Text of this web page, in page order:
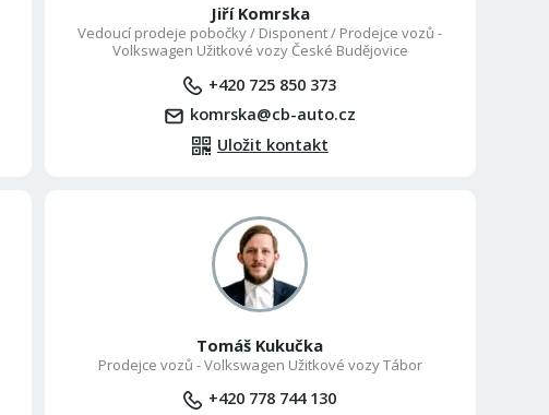
Jiří Komrska
Vedoucí prodeje pobočky / Disponent / Prodejce vozů -
Volkswagen Užitkové vozy České Budějovice
+420 725 850 373
komrska@cb-auto.cz
Uložit kontakt
Tomáš Kukučka
Prodejce vozů - Volkswagen Užitkové vozy Tábor
+420 778 744 130